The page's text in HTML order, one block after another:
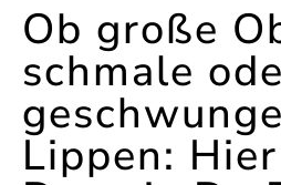
Ob große
schmale
Lippen: